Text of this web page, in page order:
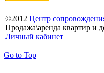
©2012 Центр
Продажа\аренда квартир и
Личный кабинет
Go to Top